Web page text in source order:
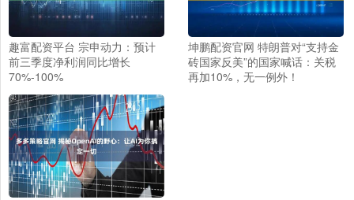
趣富配资平台 宗申动力：预计
前三季度净利润同比增长
70%-100%
坤鹏配资官网 特朗普对“支持金
砖国家反美”的国家喊话：关税
再加10%，无一例外！